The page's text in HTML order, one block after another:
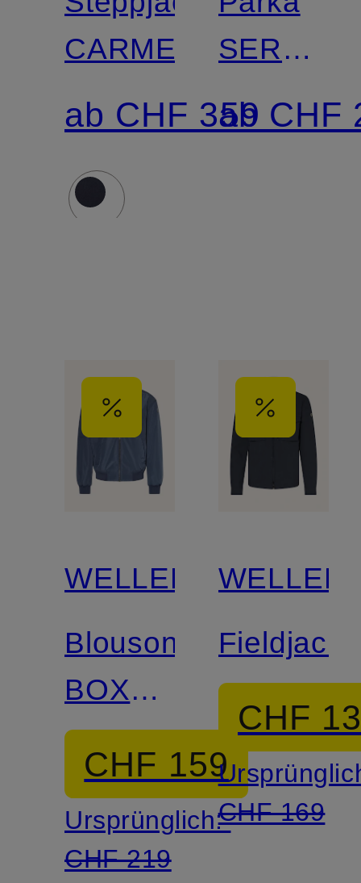
CARMENERE
ab CHF 359
LONG
ab CHF
WELLENSTEYN
Blouson
BOXER
SUMMER
MEN
CHF 159
Ursprünglich:
CHF 219
CHF
CHF 169